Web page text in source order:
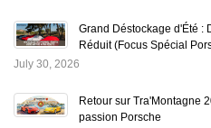
Grand Déstockage d'Été :
Réduit (Focus Spécial
July 30, 2026
Retour sur Tra'Montagne
passion Porsche